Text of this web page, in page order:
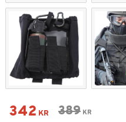
Nedsatt pris:
342 KR Ordinarie
389 KR